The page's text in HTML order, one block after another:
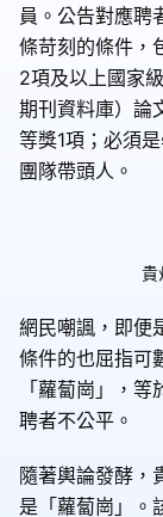
員。公告對應聘
條苛刻的條件，
2項及以上國家
期刊資料庫）論
等獎1項；必須
團隊帶頭人。
貴
網民嘲諷，即便
條件的也屈指可
「蘿蔔崗」，
聘者不公平。
隨著輿論發酵，
是「蘿蔔崗」。